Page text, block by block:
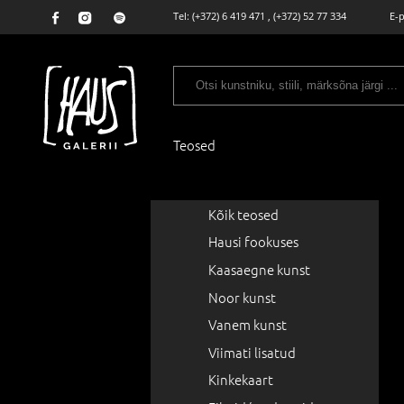
Tel: (+372) 6 419 471 , (+372) 52 77 334 E-
Teosed
Kõik teosed
Hausi fookuses
Kaasaegne kunst
Noor kunst
Vanem kunst
Viimati lisatud
Kinkekaart